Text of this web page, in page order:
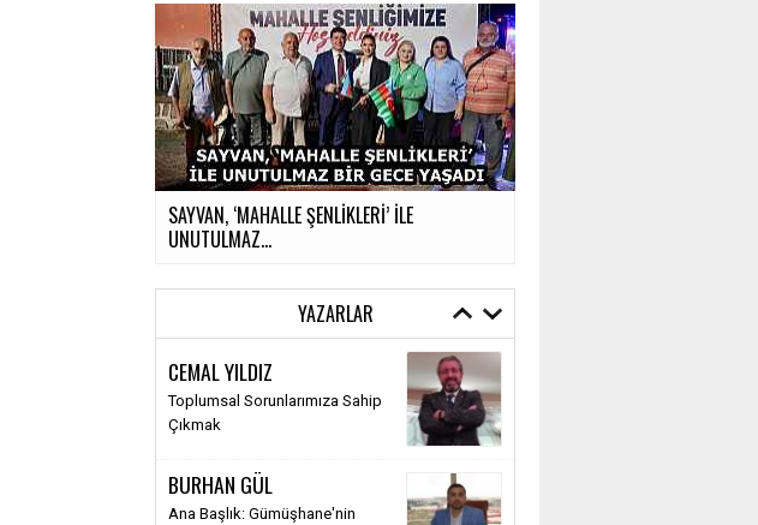
SAYVAN, ‘MAHALLE ŞENLİKLERİ’ İLE
UNUTULMAZ...
YAZARLAR
CEMAL YILDIZ
Toplumsal Sorunlarımıza Sahip
Çıkmak
BURHAN GÜL
Ana Başlık: Gümüşhane'nin